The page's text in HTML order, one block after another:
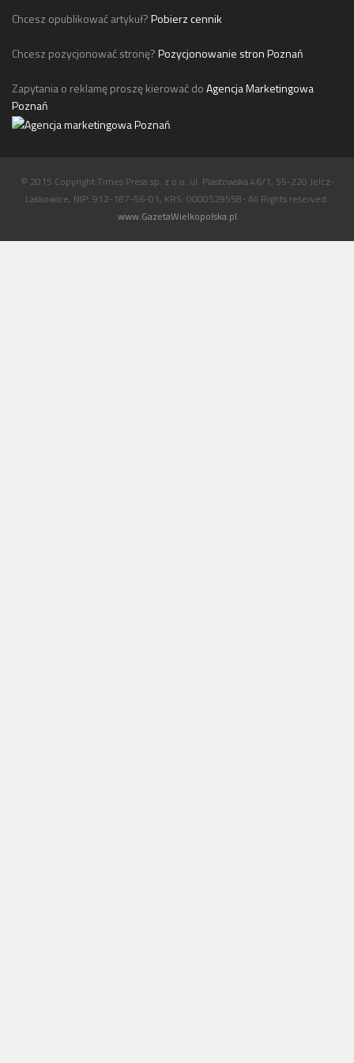
Chcesz opublikować artykuł?Pobierz cennik
Chcesz pozycjonować stronę?Pozycjonowanie stron Poznań
Zapytania o reklamę proszę kierować doAgencja Marketingowa
Poznań
© 2015 Copyright Times Press sp. z o.o. ul. Piastowska 46/1, 55-220 Jelcz-
Laskowice, NIP: 912-187-56-01, KRS: 0000529558- All Rights reserved.
www.GazetaWielkopolska.pl